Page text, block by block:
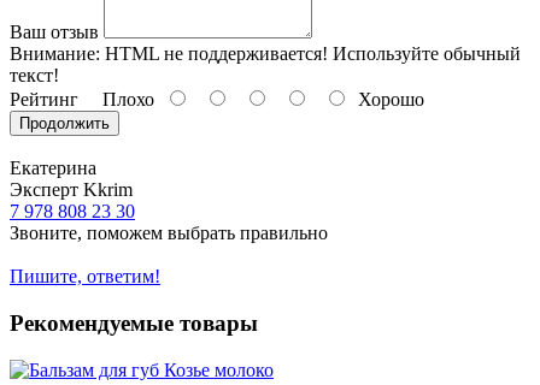
Ваш отзыв
Внимание: HTML не поддерживается! Используйте обычный
текст!
Рейтинг Плохо Хорошо
Продолжить
Екатерина
Эксперт Kkrim
7 978 808 23 30
Звоните, поможем выбрать правильно
Пишите, ответим!
Рекомендуемые товары